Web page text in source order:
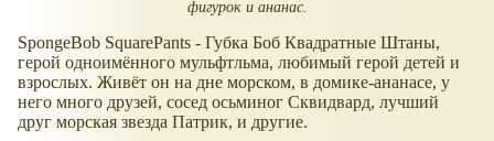
фигурок и ананас.
SpongeBob SquarePants - Губка Боб Квадратные Штаны,
герой одноимённого мульфтльма, любимый герой детей и
взрослых. Живёт он на дне морском, в домике-ананасе, у
него много друзей, сосед осьминог Сквидвард, лучший
друг морская звезда Патрик, и другие.